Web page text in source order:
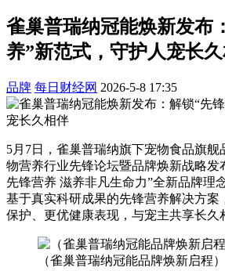
雀巢普瑞纳冠能焕新发布
养”新范式，守护人宠长
品牌 每日财经网 2026-5-8 17:35
5月7日，雀巢普瑞纳旗下宠物食品旗
物营养行业先锋论坛暨品牌焕新战略发
先锋营养 滋养非凡生命力”全新品牌理
基于真实科研成果的先锋营养解决方案
保护、更优健康表现，与宠主共享长久
（雀巢普瑞纳冠能品牌焕新启程）